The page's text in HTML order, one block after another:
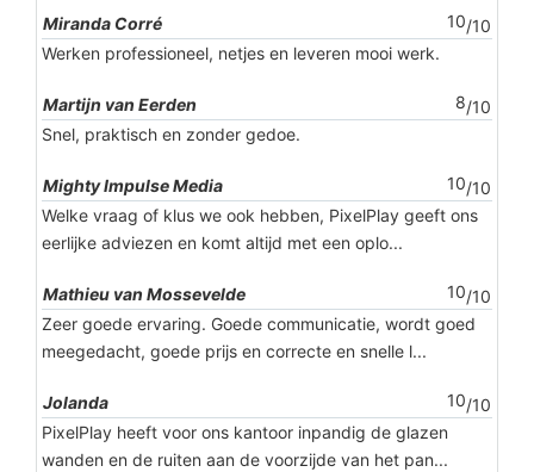
Miranda Corré 10/10
Werken professioneel, netjes en leveren mooi werk.
Martijn van Eerden 8/10
Snel, praktisch en zonder gedoe.
Mighty Impulse Media 10/10
Welke vraag of klus we ook hebben, PixelPlay geeft ons
eerlijke adviezen en komt altijd met een oplo...
Mathieu van Mossevelde 10/10
Zeer goede ervaring. Goede communicatie, wordt goed
meegedacht, goede prijs en correcte en snelle l...
Jolanda 10/10
PixelPlay heeft voor ons kantoor inpandig de glazen
wanden en de ruiten aan de voorzijde van het pan...